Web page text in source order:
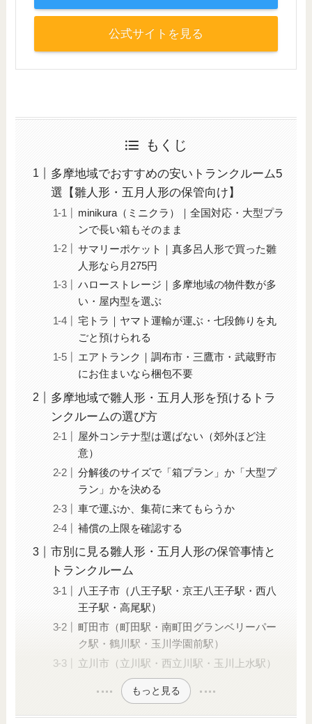
公式サイトを見る
もくじ
多摩地域でおすすめの安いトランクルーム5
選【雛人形・五月人形の保管向け】
minikura（ミニクラ）｜全国対応・大型プラ
ンで長い箱もそのまま
サマリーポケット｜真多呂人形で買った雛
人形なら月275円
ハローストレージ｜多摩地域の物件数が多
い・屋内型を選ぶ
宅トラ｜ヤマト運輸が運ぶ・七段飾りを丸
ごと預けられる
エアトランク｜調布市・三鷹市・武蔵野市
にお住まいなら梱包不要
多摩地域で雛人形・五月人形を預けるトラ
ンクルームの選び方
屋外コンテナ型は選ばない（郊外ほど注
意）
分解後のサイズで「箱プラン」か「大型プ
ラン」かを決める
車で運ぶか、集荷に来てもらうか
補償の上限を確認する
市別に見る雛人形・五月人形の保管事情と
トランクルーム
八王子市（八王子駅・京王八王子駅・西八
王子駅・高尾駅）
町田市（町田駅・南町田グランベリーパー
ク駅・鶴川駅・玉川学園前駅）
立川市（立川駅・西立川駅・玉川上水駅）
もっと見る